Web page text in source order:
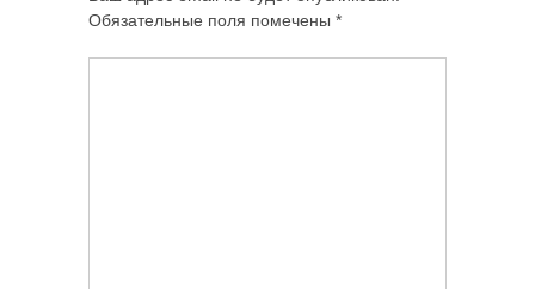
Обязательные поля помечены *